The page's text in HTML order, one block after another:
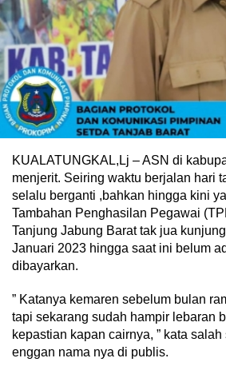
KUALATUNGKAL,Lj – ASN di
menjerit. Seiring waktu berjalan hari
selalu berganti ,bahkan hingga kini
Tambahan Penghasilan Pegawai
Tanjung Jabung Barat tak jua
Januari 2023 hingga saat ini belum
dibayarkan.
” Katanya kemaren sebelum bulan
tapi sekarang sudah hampir lebaran
kepastian kapan cairnya, ” kata
enggan nama nya di publis.